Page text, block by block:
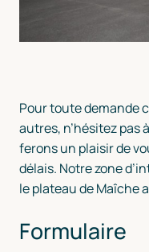
Pour toute demande
autres, n’hésitez pas
ferons un plaisir de
délais. Notre zone
le plateau de Maîche
Formulaire